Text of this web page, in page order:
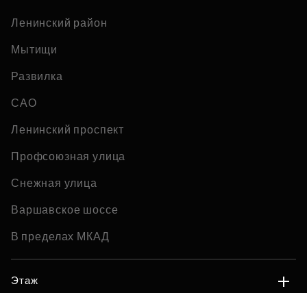
Ленинский район
Мытищи
Развилка
САО
Ленинский проспект
Профсоюзная улица
Снежная улица
Варшавское шоссе
В пределах МКАД
Этаж